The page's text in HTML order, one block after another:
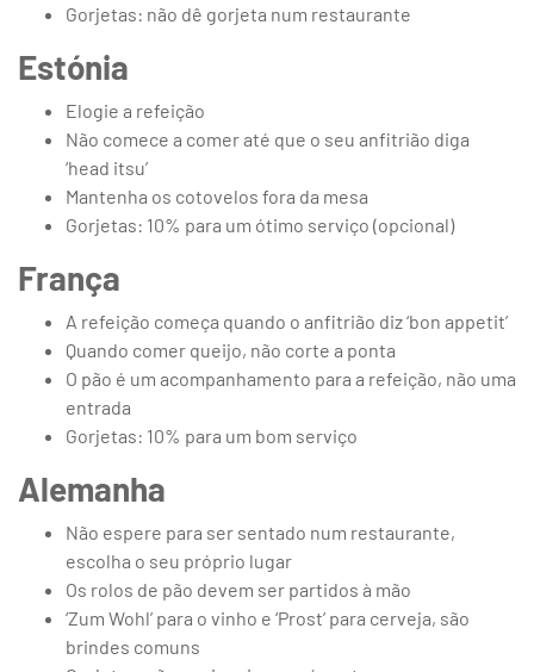
Gorjetas: não dê gorjeta num restaurante
Estónia
Elogie a refeição
Não comece a comer até que o seu anfitrião diga
‘head itsu’
Mantenha os cotovelos fora da mesa
Gorjetas: 10% para um ótimo serviço (opcional)
França
A refeição começa quando o anfitrião diz ‘bon appetit’
Quando comer queijo, não corte a ponta
O pão é um acompanhamento para a refeição, não uma
entrada
Gorjetas: 10% para um bom serviço
Alemanha
Não espere para ser sentado num restaurante,
escolha o seu próprio lugar
Os rolos de pão devem ser partidos à mão
‘Zum Wohl’ para o vinho e ‘Prost’ para cerveja, são
brindes comuns